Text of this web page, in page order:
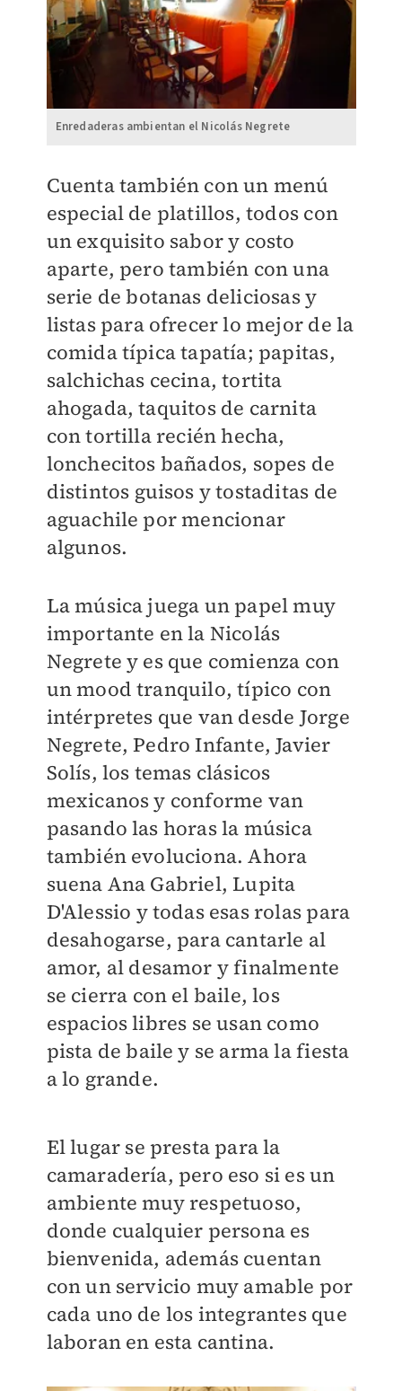
Enredaderas ambientan el Nicolás Negrete
Cuenta también con un menú
especial de platillos, todos con
un exquisito sabor y costo
aparte, pero también con una
serie de botanas deliciosas y
listas para ofrecer lo mejor de la
comida típica tapatía; papitas,
salchichas cecina, tortita
ahogada, taquitos de carnita
con tortilla recién hecha,
lonchecitos bañados, sopes de
distintos guisos y tostaditas de
aguachile por mencionar
algunos.
La música juega un papel muy
importante en la Nicolás
Negrete y es que comienza con
un mood tranquilo, típico con
intérpretes que van desde Jorge
Negrete, Pedro Infante, Javier
Solís, los temas clásicos
mexicanos y conforme van
pasando las horas la música
también evoluciona. Ahora
suena Ana Gabriel, Lupita
D'Alessio y todas esas rolas para
desahogarse, para cantarle al
amor, al desamor y finalmente
se cierra con el baile, los
espacios libres se usan como
pista de baile y se arma la fiesta
a lo grande.
El lugar se presta para la
camaradería, pero eso si es un
ambiente muy respetuoso,
donde cualquier persona es
bienvenida, además cuentan
con un servicio muy amable por
cada uno de los integrantes que
laboran en esta cantina.